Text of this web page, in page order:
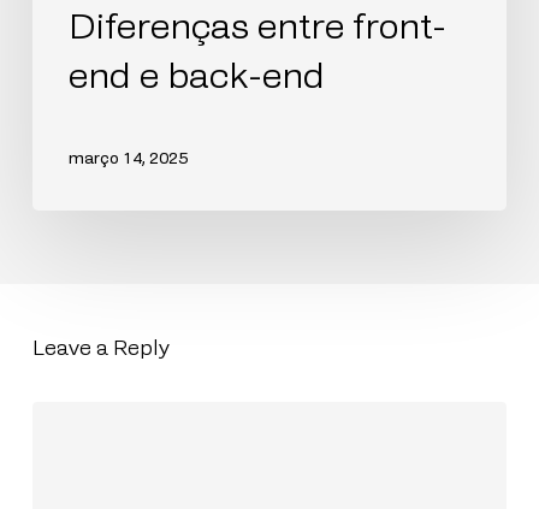
Diferenças entre front-
end e back-end
março 14, 2025
Leave a Reply